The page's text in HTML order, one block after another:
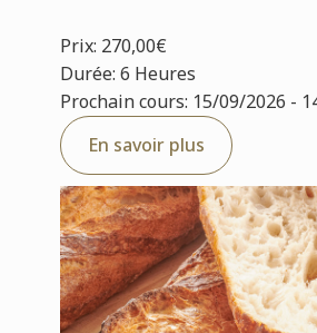
Prix: 270,00€
Durée: 6 Heures
Prochain cours: 15/09/2026 -
En savoir plus